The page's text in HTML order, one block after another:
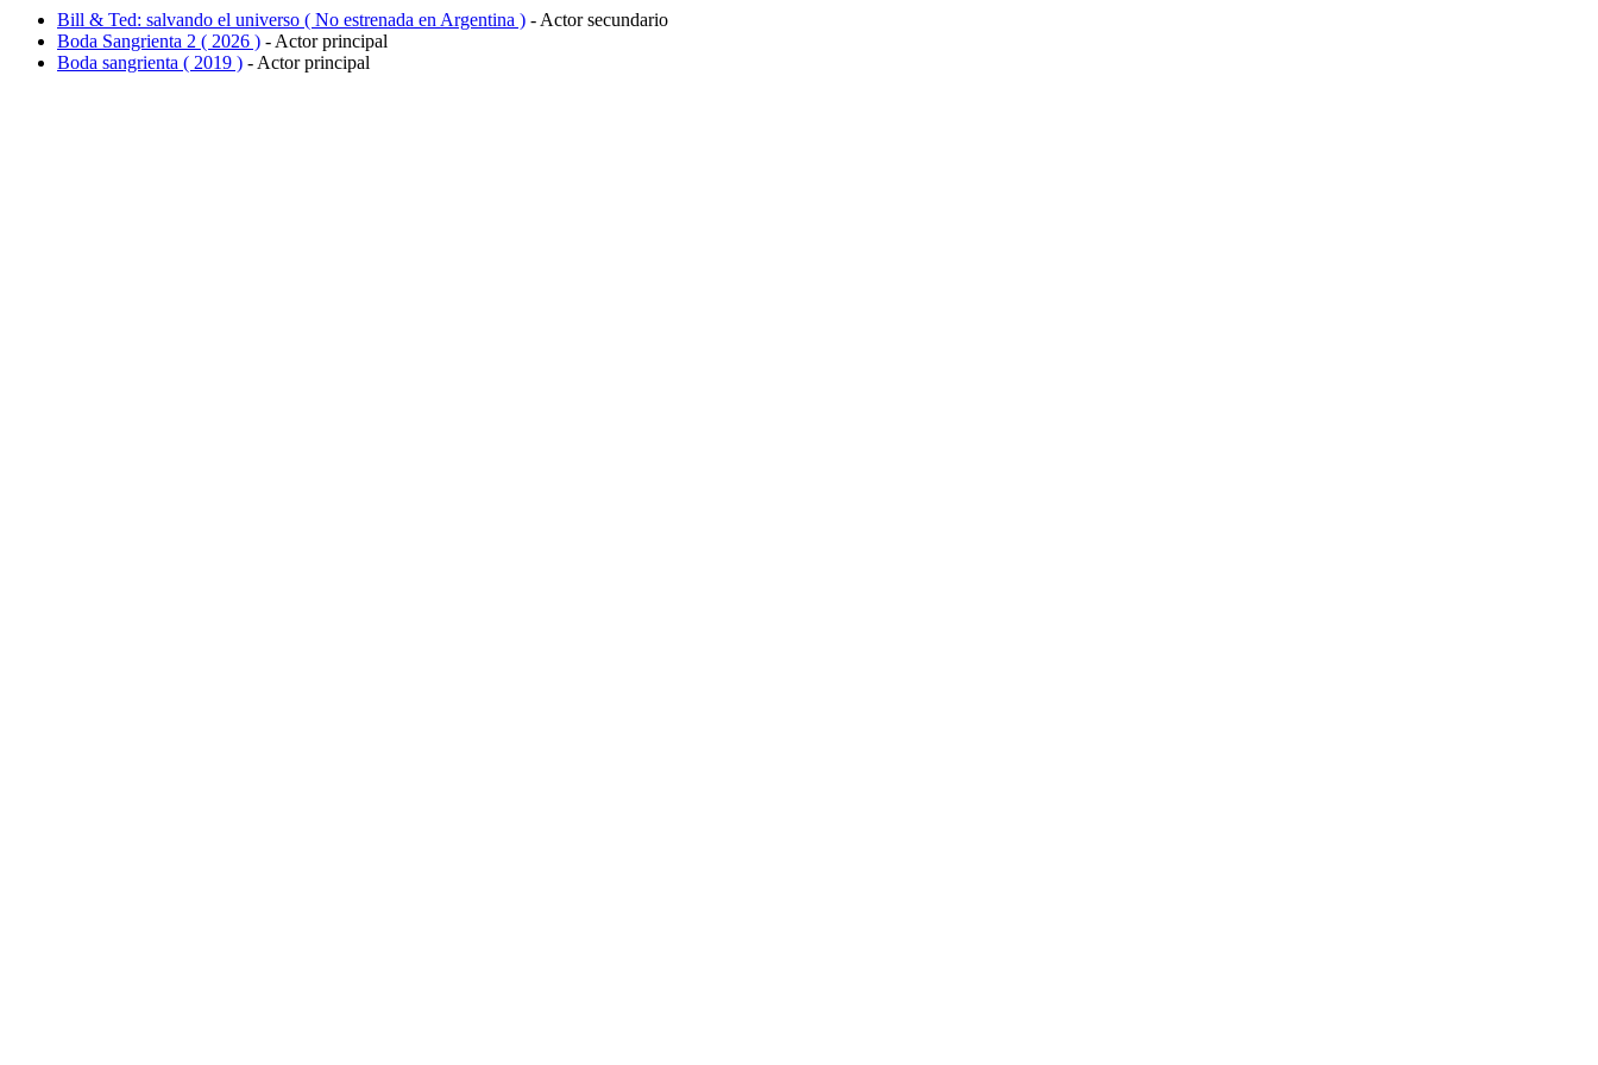
Bill & Ted: salvando el universo ( No estrenada en Argentina ) - Actor secundario
Boda Sangrienta 2 ( 2026 ) - Actor principal
Boda sangrienta ( 2019 ) - Actor principal